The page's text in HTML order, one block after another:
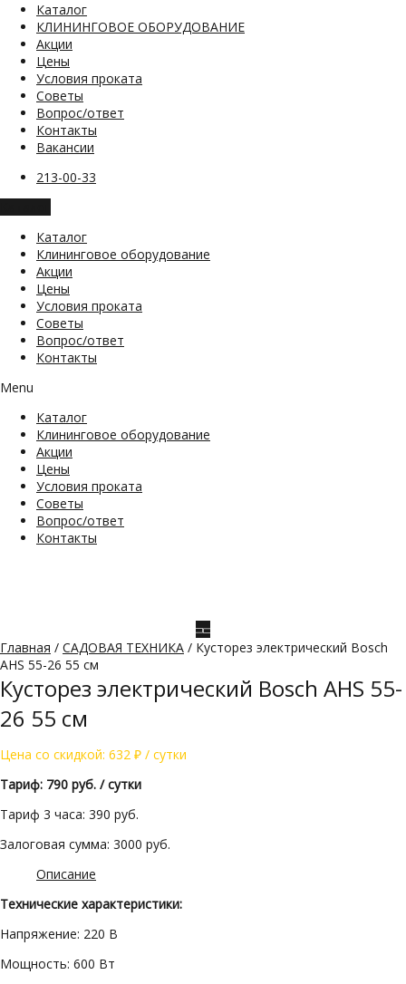
Каталог
КЛИНИНГОВОЕ ОБОРУДОВАНИЕ
Акции
Цены
Условия проката
Советы
Вопрос/ответ
Контакты
Вакансии
213-00-33
Каталог
Клининговое оборудование
Акции
Цены
Условия проката
Советы
Вопрос/ответ
Контакты
Menu
Каталог
Клининговое оборудование
Акции
Цены
Условия проката
Советы
Вопрос/ответ
Контакты
Главная / САДОВАЯ ТЕХНИКА / Кусторез электрический Bosch
AHS 55-26 55 см
Кусторез электрический Bosch AHS 55-
26 55 см
Цена со скидкой: 632 ₽ / сутки
Тариф: 790 руб. / сутки
Тариф 3 часа: 390 руб.
Залоговая сумма: 3000 руб.
Описание
Технические характеристики:
Напряжение: 220 В
Мощность: 600 Вт